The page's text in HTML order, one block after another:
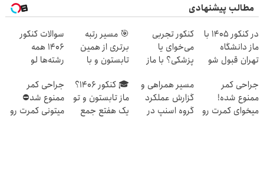
مطالب پیشنهادی
در کنکور 1405 با
ماز دانشگاه
تهران قبول شو
کنکور تجربی
می‌خوای یا
پزشکی؟ با ماز
🎯 مسیر رتبه
برتری از همین
تابستون و با
شروع میشه!
سوالات کنکور
1406 همه
رشته‌ها لو
جراحی کمر
ممنوع شده!
میخوای کمرت رو
مسیر همراهی و
گزارش عملکرد
گروه اسنپ در
🎓 کنکور ۱۴۰6؟
ماز تابستون و تو
یک هفتع جمع
جراحی کمر
ممنوع شد⛔
میتونی کمرت رو